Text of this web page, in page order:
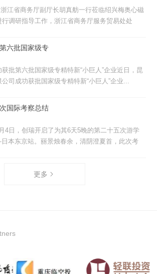
江省商务厅副厅长胡真舫一行莅临绍兴梅奥心磁
行调研指导工作，浙江省商务厅服务贸易处处
六批国家级专
批第六批国家级专精特新“小巨人”企业近日，昆
司成功获批国家级专精特新“小巨人”企业...
国际考察总结
4日，创瑞开启了为其6天5晚的第二十五次游学
本东京站。丽景烛春余，清阴澄夏首，此次考
更多